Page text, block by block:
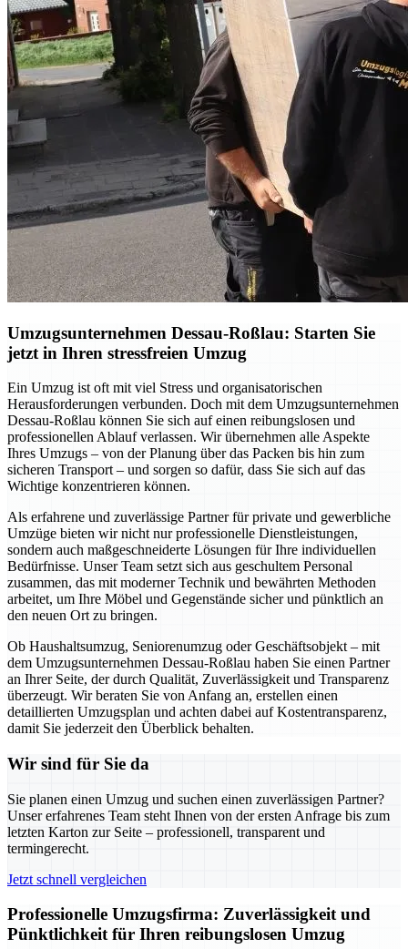
Umzugsunternehmen Dessau-Roßlau: Starten Sie
jetzt in Ihren stressfreien Umzug
Ein Umzug ist oft mit viel Stress und organisatorischen
Herausforderungen verbunden. Doch mit dem Umzugsunternehmen
Dessau-Roßlau können Sie sich auf einen reibungslosen und
professionellen Ablauf verlassen. Wir übernehmen alle Aspekte
Ihres Umzugs – von der Planung über das Packen bis hin zum
sicheren Transport – und sorgen so dafür, dass Sie sich auf das
Wichtige konzentrieren können.
Als erfahrene und zuverlässige Partner für private und gewerbliche
Umzüge bieten wir nicht nur professionelle Dienstleistungen,
sondern auch maßgeschneiderte Lösungen für Ihre individuellen
Bedürfnisse. Unser Team setzt sich aus geschultem Personal
zusammen, das mit moderner Technik und bewährten Methoden
arbeitet, um Ihre Möbel und Gegenstände sicher und pünktlich an
den neuen Ort zu bringen.
Ob Haushaltsumzug, Seniorenumzug oder Geschäftsobjekt – mit
dem Umzugsunternehmen Dessau-Roßlau haben Sie einen Partner
an Ihrer Seite, der durch Qualität, Zuverlässigkeit und Transparenz
überzeugt. Wir beraten Sie von Anfang an, erstellen einen
detaillierten Umzugsplan und achten dabei auf Kostentransparenz,
damit Sie jederzeit den Überblick behalten.
Wir sind für Sie da
Sie planen einen Umzug und suchen einen zuverlässigen Partner?
Unser erfahrenes Team steht Ihnen von der ersten Anfrage bis zum
letzten Karton zur Seite – professionell, transparent und
termingerecht.
Jetzt schnell vergleichen
Professionelle Umzugsfirma: Zuverlässigkeit und
Pünktlichkeit für Ihren reibungslosen Umzug